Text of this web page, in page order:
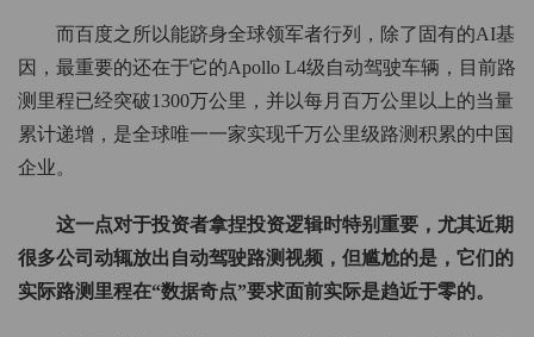
而百度之所以能跻身全球领军者行列，除了固有的AI基
因，最重要的还在于它的Apollo L4级自动驾驶车辆，目前路
测里程已经突破1300万公里，并以每月百万公里以上的当量
累计递增，是全球唯一一家实现千万公里级路测积累的中国
企业。
这一点对于投资者拿捏投资逻辑时特别重要，尤其近期
很多公司动辄放出自动驾驶路测视频，但尴尬的是，它们的
实际路测里程在“数据奇点”要求面前实际是趋近于零的。